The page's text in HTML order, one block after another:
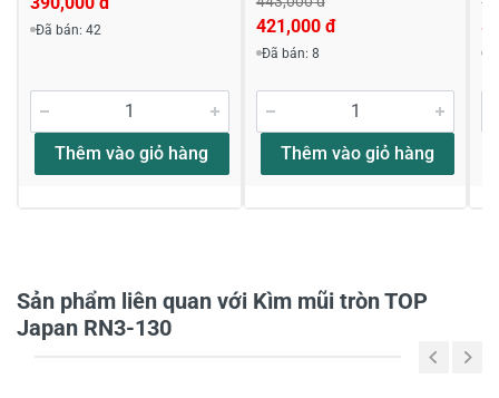
Đánh giá sao
Tiêu đề của nhận xét
Đã bán: 42
Thêm vào giỏ hàng
421,000 đ
Đã bán: 8
Thêm vào giỏ hàng
Sản phẩm liên quan với Kìm mũi tròn TOP
Japan RN3-130